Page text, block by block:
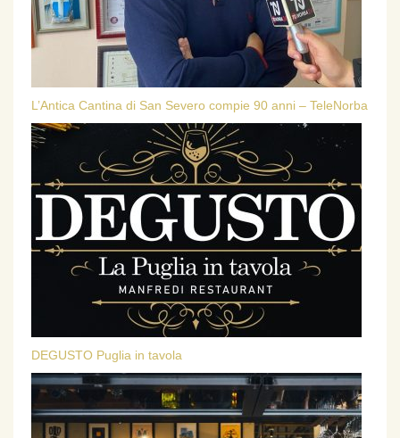
L’Antica Cantina di San Severo compie 90 anni – TeleNorba
DEGUSTO Puglia in tavola